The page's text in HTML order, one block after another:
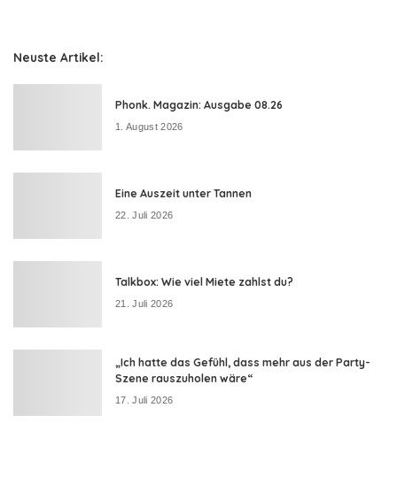
Neuste Artikel:
Phonk. Magazin: Ausgabe 08.26
1. August 2026
Eine Auszeit unter Tannen
22. Juli 2026
Talkbox: Wie viel Miete zahlst du?
21. Juli 2026
„Ich hatte das Gefühl, dass mehr aus der Party-
Szene rauszuholen wäre“
17. Juli 2026